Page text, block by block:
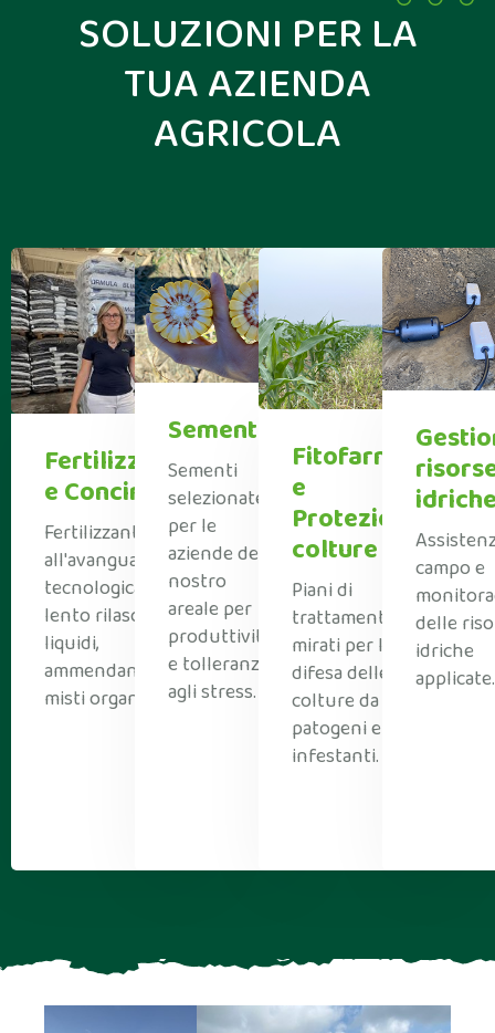
SOLUZIONI PER LA
TUA AZIENDA
AGRICOLA
Fertilizzanti
e Concimi
Fertilizzanti
all'avanguardia
tecnologica: a
lento rilascio,
liquidi,
ammendanti e
misti organici.
Sementi
Sementi
selezionate
per le
aziende del
nostro
areale per
produttività
e tolleranza
agli stress.
Fitofarmaci
e
Protezione
colture
Piani di
trattamento
mirati per la
difesa delle
colture da
patogeni e da
infestanti.
campo e
delle
idriche
applicate.